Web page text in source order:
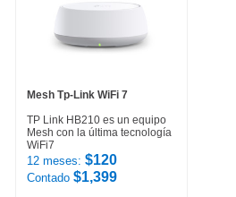
Mesh Tp-Link WiFi 7
TP Link HB210 es un equipo
Mesh con la última tecnología
WiFi7
12 meses: $120
Contado $1,399